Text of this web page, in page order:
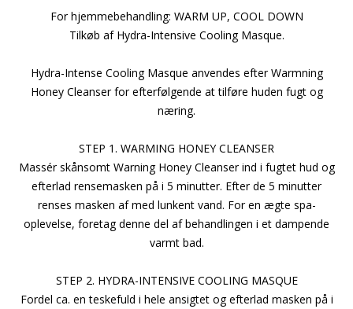
For hjemmebehandling: WARM UP, COOL DOWN
Tilkøb af Hydra-Intensive Cooling Masque.
Hydra-Intense Cooling Masque anvendes efter Warmning
Honey Cleanser for efterfølgende at tilføre huden fugt og
næring.
STEP 1. WARMING HONEY CLEANSER
Massér skånsomt Warning Honey Cleanser ind i fugtet hud og
efterlad rensemasken på i 5 minutter. Efter de 5 minutter
renses masken af med lunkent vand. For en ægte spa-
oplevelse, foretag denne del af behandlingen i et dampende
varmt bad.
STEP 2. HYDRA-INTENSIVE COOLING MASQUE
Fordel ca. en teskefuld i hele ansigtet og efterlad masken på i